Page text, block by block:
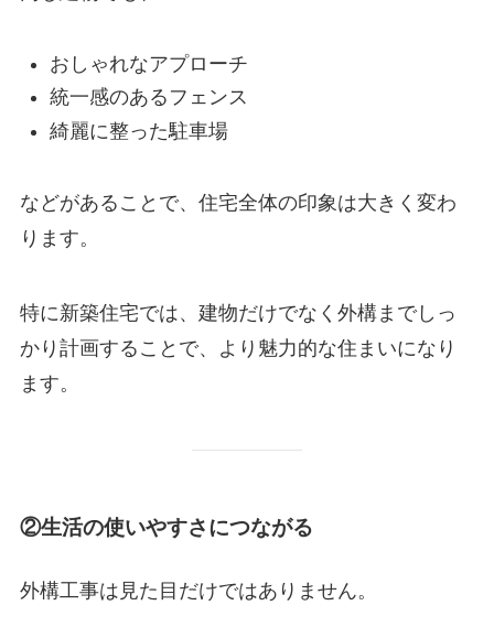
おしゃれなアプローチ
統一感のあるフェンス
綺麗に整った駐車場
などがあることで、住宅全体の印象は大きく変わ
ります。
特に新築住宅では、建物だけでなく外構までしっ
かり計画することで、より魅力的な住まいになり
ます。
②生活の使いやすさにつながる
外構工事は見た目だけではありません。